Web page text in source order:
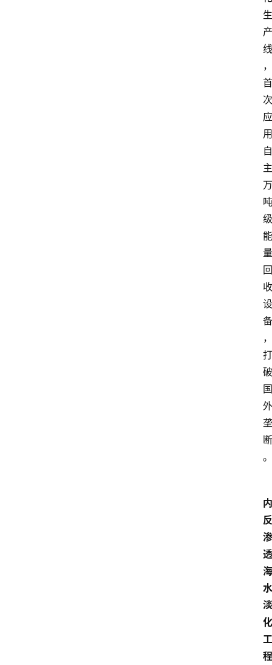
生
产
线
，
首
次
应
用
自
主
万
吨
级
能
量
回
收
设
备
，
打
破
国
外
垄
断
。
内
反
渗
透
海
水
淡
化
工
程